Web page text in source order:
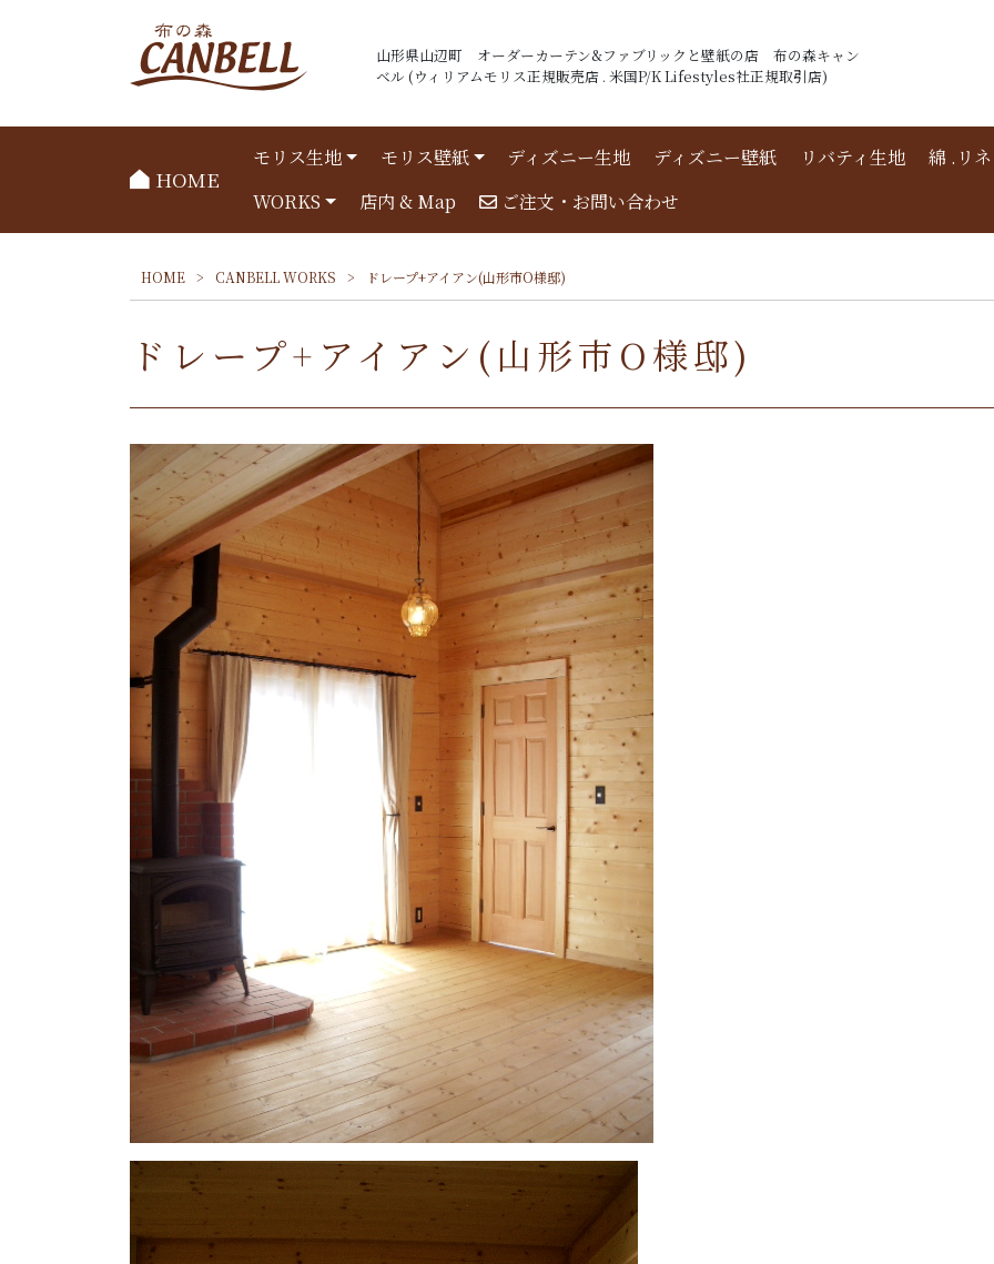
山形県山辺町 オーダーカーテン&ファブリックと壁紙の店 布の森キャン
ベル (ウィリアムモリス正規販売店 . 米国P/K Lifestyles社正規取引店)
HOME
モリス生地 モリス壁紙 ディズニー生地 ディズニー壁紙 リバティ生地
綿 .リ
WORKS
店内 & Map ご注文・お問い合わせ
HOME > CANBELL WORKS > ドレープ+アイアン(山形市O様邸)
ドレープ+アイアン(山形市O様邸)